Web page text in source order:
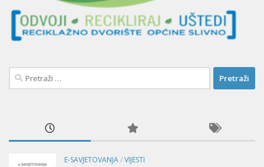
Pretraži:
E-SAVJETOVANJA/VIJESTI